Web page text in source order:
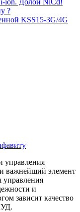
?
KSS15-3G/4G
управления
и важнейший элемент
управления
и
зависит качество